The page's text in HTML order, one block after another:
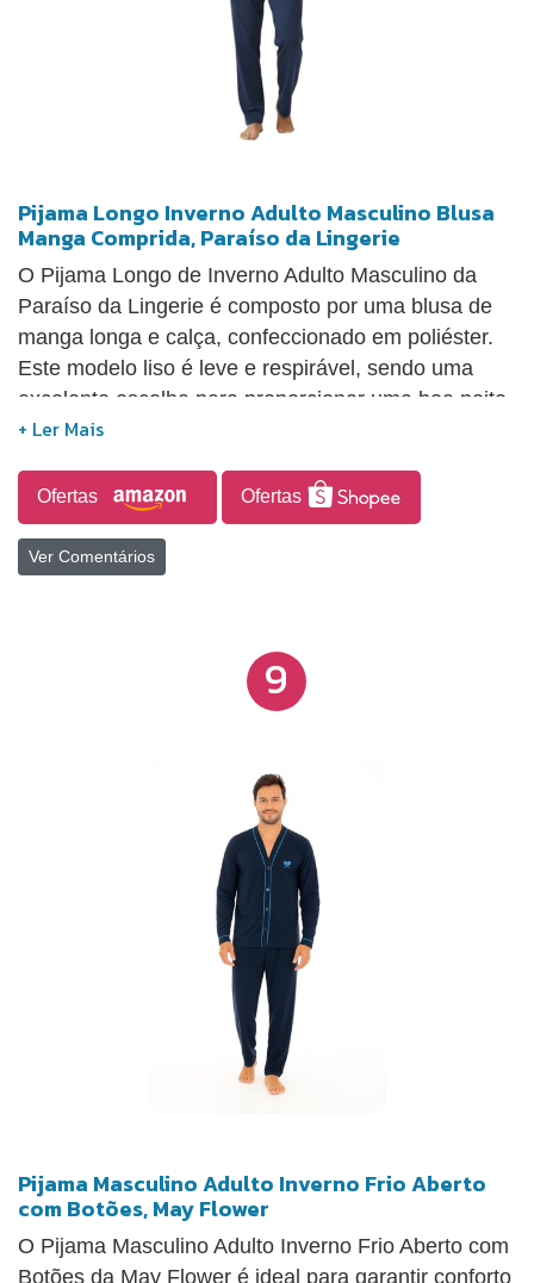
Pijama Longo Inverno Adulto Masculino Blusa
Manga Comprida, Paraíso da Lingerie
O Pijama Longo de Inverno Adulto Masculino da
Paraíso da Lingerie é composto por uma blusa de
manga longa e calça, confeccionado em poliéster.
Este modelo liso é leve e respirável, sendo uma
excelente escolha para proporcionar uma boa noite
de sono.
Ofertas Ofertas
Ver Comentários
9
Pijama Masculino Adulto Inverno Frio Aberto
com Botões, May Flower
O Pijama Masculino Adulto Inverno Frio Aberto com
Botões da May Flower é ideal para garantir conforto